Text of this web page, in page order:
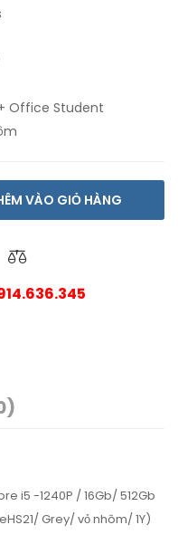
Office Student
VÀO GIỎ HÀNG
i5 -1240P / 16Gb/ 512Gb
Grey/ vỏ nhôm/ 1Y)